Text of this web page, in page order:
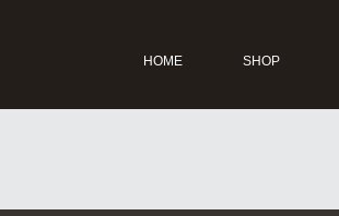
HOME SHOP